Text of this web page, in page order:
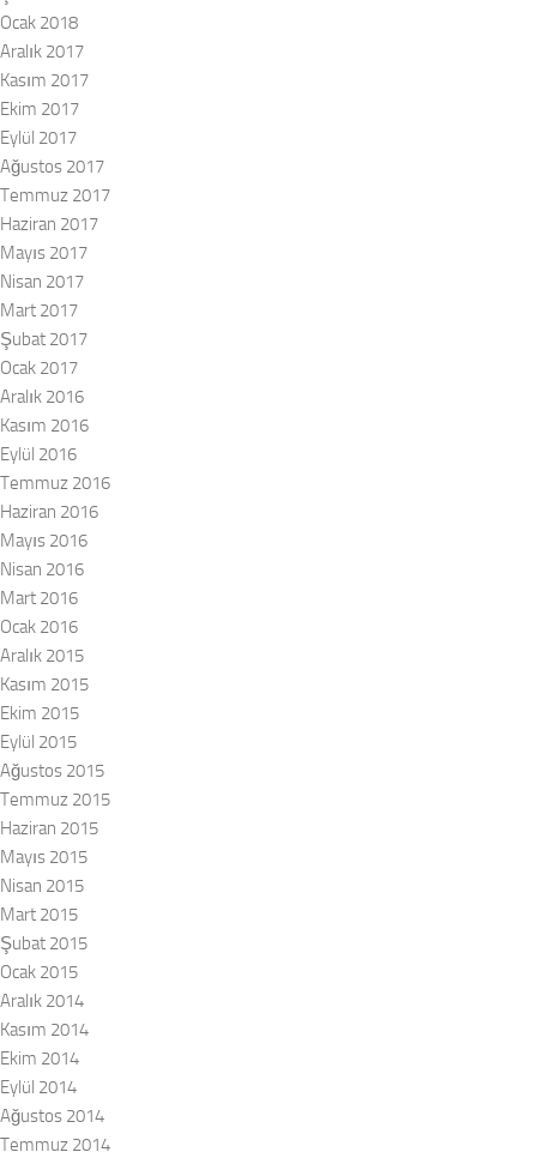
Ocak 2018
Aralık 2017
Kasım 2017
Ekim 2017
Eylül 2017
Ağustos 2017
Temmuz 2017
Haziran 2017
Mayıs 2017
Nisan 2017
Mart 2017
Şubat 2017
Ocak 2017
Aralık 2016
Kasım 2016
Eylül 2016
Temmuz 2016
Haziran 2016
Mayıs 2016
Nisan 2016
Mart 2016
Ocak 2016
Aralık 2015
Kasım 2015
Ekim 2015
Eylül 2015
Ağustos 2015
Temmuz 2015
Haziran 2015
Mayıs 2015
Nisan 2015
Mart 2015
Şubat 2015
Ocak 2015
Aralık 2014
Kasım 2014
Ekim 2014
Eylül 2014
Ağustos 2014
Temmuz 2014